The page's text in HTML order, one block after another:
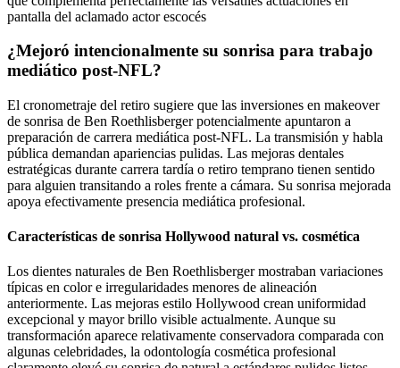
pantalla del aclamado actor escocés
¿Mejoró intencionalmente su sonrisa para trabajo
mediático post-NFL?
El cronometraje del retiro sugiere que las inversiones en makeover
de sonrisa de Ben Roethlisberger potencialmente apuntaron a
preparación de carrera mediática post-NFL. La transmisión y habla
pública demandan apariencias pulidas. Las mejoras dentales
estratégicas durante carrera tardía o retiro temprano tienen sentido
para alguien transitando a roles frente a cámara. Su sonrisa mejorada
apoya efectivamente presencia mediática profesional.
Características de sonrisa Hollywood natural vs. cosmética
Los dientes naturales de Ben Roethlisberger mostraban variaciones
típicas en color e irregularidades menores de alineación
anteriormente. Las mejoras estilo Hollywood crean uniformidad
excepcional y mayor brillo visible actualmente. Aunque su
transformación aparece relativamente conservadora comparada con
algunas celebridades, la odontología cosmética profesional